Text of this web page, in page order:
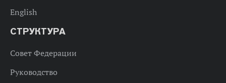
English
СТРУКТУРА
Совет Федерации
Руководство